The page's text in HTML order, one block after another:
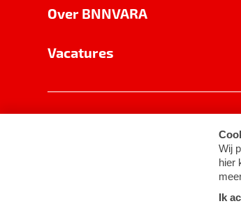
Over BNNVARA
Vacatures
Cookie-instellingen